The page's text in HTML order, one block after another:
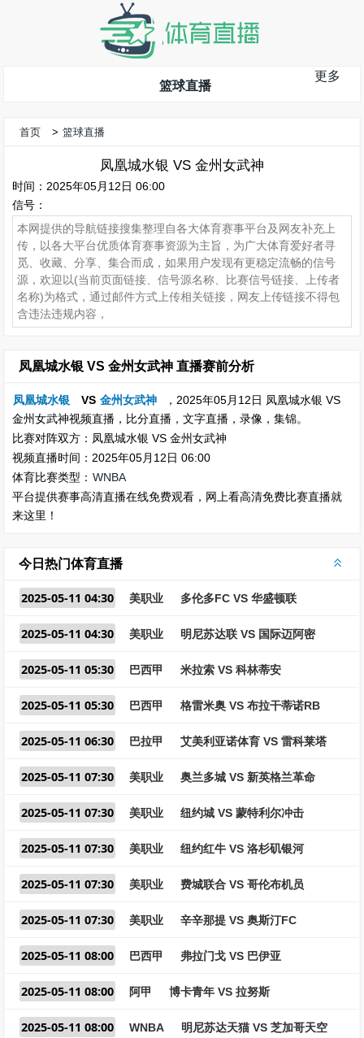
篮球直播
更多
首页 > 篮球直播
凤凰城水银 VS 金州女武神
时间：2025年05月12日 06:00
信号：
本网提供的导航链接搜集整理自各大体育赛事平台及网友补充上
传，以各大平台优质体育赛事资源为主旨，为广大体育爱好者寻
觅、收藏、分享、集合而成，如果用户发现有更稳定流畅的信号
源，欢迎以(当前页面链接、信号源名称、比赛信号链接、上传者
名称)为格式，通过邮件方式上传相关链接，网友上传链接不得包
含违法违规内容，
凤凰城水银 VS 金州女武神 直播赛前分析
凤凰城水银 VS 金州女武神
，2025年05月12日 凤凰城水银 VS
金州女武神视频直播，比分直播，文字直播，录像，集锦。
比赛对阵双方：凤凰城水银 VS 金州女武神
视频直播时间：2025年05月12日 06:00
体育比赛类型： WNBA
平台提供赛事高清直播在线免费观看，网上看高清免费比赛直播就
来这里！
今日热门体育直播
2025-05-11 04:30 美职业 多伦多FC VS 华盛顿联
2025-05-11 04:30 美职业 明尼苏达联 VS 国际迈阿密
2025-05-11 05:30 巴西甲 米拉索 VS 科林蒂安
2025-05-11 05:30 巴西甲 格雷米奥 VS 布拉干蒂诺RB
2025-05-11 06:30 巴拉甲 艾美利亚诺体育 VS 雷科莱塔
2025-05-11 07:30 美职业 奥兰多城 VS 新英格兰革命
2025-05-11 07:30 美职业 纽约城 VS 蒙特利尔冲击
2025-05-11 07:30 美职业 纽约红牛 VS 洛杉矶银河
2025-05-11 07:30 美职业 费城联合 VS 哥伦布机员
2025-05-11 07:30 美职业 辛辛那提 VS 奥斯汀FC
2025-05-11 08:00 巴西甲 弗拉门戈 VS 巴伊亚
2025-05-11 08:00 阿甲 博卡青年 VS 拉努斯
2025-05-11 08:00 WNBA 明尼苏达天猫 VS 芝加哥天空